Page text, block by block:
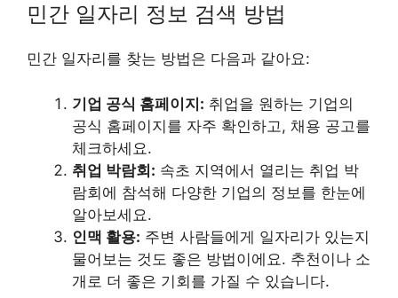
민간 일자리 정보 검색 방법
민간 일자리를 찾는 방법은 다음과 같아요:
기업 공식 홈페이지: 취업을 원하는 기업의
공식 홈페이지를 자주 확인하고, 채용 공고를
체크하세요.
취업 박람회: 속초 지역에서 열리는 취업 박
람회에 참석해 다양한 기업의 정보를 한눈에
알아보세요.
인맥 활용: 주변 사람들에게 일자리가 있는지
물어보는 것도 좋은 방법이에요. 추천이나 소
개로 더 좋은 기회를 가질 수 있습니다.